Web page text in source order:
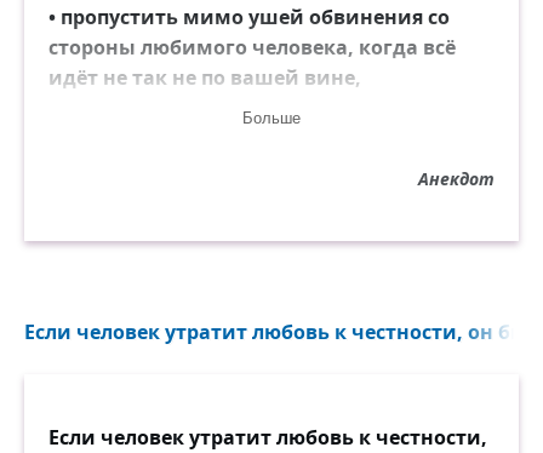
• пропустить мимо ушей обвинения со
стороны любимого человека, когда всё
идёт не так не по вашей вине,
• бороться со стрессом без лекарств,
Больше
Анекдот
Если человек утратит любовь к честности, он
Если человек утратит любовь к честности,